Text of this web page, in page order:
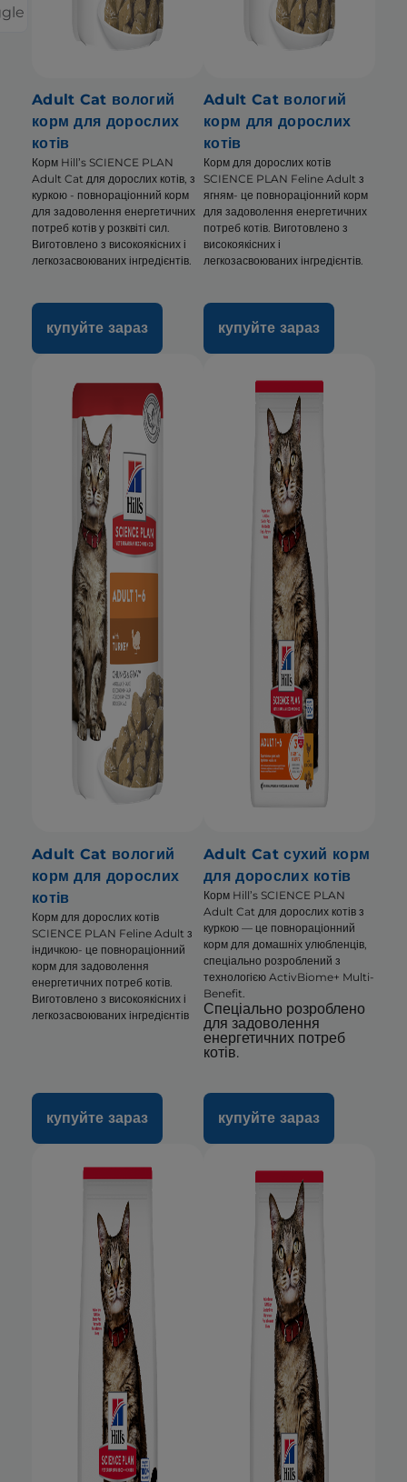
Adult Cat вологий
корм для дорослих
котів
Корм Hill’s SCIENCE PLAN
Adult Cat для дорослих котів, з
куркою - повнораціонний корм
для задоволення енергетичних
потреб котів у розквіті сил.
Виготовлено з високоякісних і
легкозасвоюваних інгредієнтів.
купуйте зараз
Adult Cat вологий
корм для дорослих
котів
Корм для дорослих котів
SCIENCE PLAN Feline Adult з
ягням- це повнораціонний корм
для задоволення енергетичних
потреб котів. Виготовлено з
високоякісних і
легкозасвоюваних інгредієнтів.
купуйте зараз
Adult Cat вологий
корм для дорослих
котів
Корм для дорослих котів
SCIENCE PLAN Feline Adult з
індичкою- це повнораціонний
корм для задоволення
енергетичних потреб котів.
Виготовлено з високоякісних і
легкозасвоюваних інгредієнтів
купуйте зараз
Adult Cat сухий корм
для дорослих котів
Корм Hill’s SCIENCE PLAN
Adult Cat для дорослих котів з
куркою — це повнораціонний
корм для домашніх улюбленців,
спеціально розроблений з
технологією ActivBiome+ Multi-
Benefit.
Спеціально розроблено
для задоволення
енергетичних потреб
котів.
купуйте зараз